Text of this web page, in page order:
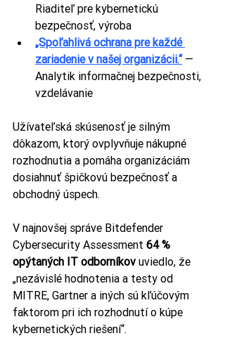
Riaditeľ pre kybernetickú
bezpečnosť, výroba
„Spoľahlivá ochrana pre každé
zariadenie v našej organizácii.“ —
Analytik informačnej bezpečnosti,
vzdelávanie
Užívateľská skúsenosť je silným
dôkazom, ktorý ovplyvňuje nákupné
rozhodnutia a pomáha organizáciám
dosiahnuť špičkovú bezpečnosť a
obchodný úspech.
V najnovšej správe Bitdefender
Cybersecurity Assessment 64 %
opýtaných IT odborníkov uviedlo, že
„nezávislé hodnotenia a testy od
MITRE, Gartner a iných sú kľúčovým
faktorom pri ich rozhodnutí o kúpe
kybernetických riešení“.